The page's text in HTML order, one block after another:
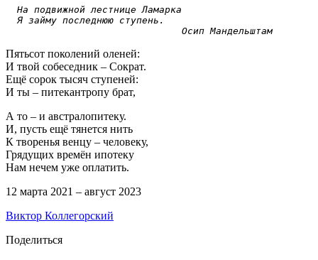
На подвижной лестнице Ламарка
                               Осип Мандельштам
Пятьсот поколений оленей:
И твой собеседник – Сократ.
Ещё сорок тысяч ступеней:
И ты – питекантропу брат,
А то – и австралопитеку.
И, пусть ещё тянется нить
К творенья венцу – человеку,
Грядущих времён ипотеку
Нам нечем уже оплатить.
12 марта 2021 – август 2023
Виктор Коллегорский
Поделиться